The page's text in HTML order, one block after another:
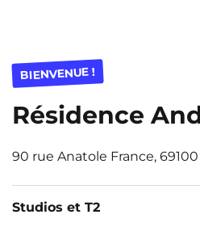
BIENVENUE !
Résidence
90 rue Anatole France,
Studios et T2